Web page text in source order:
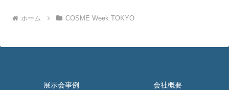
ホーム COSME Week TOKYO
展示会事例
会社概要